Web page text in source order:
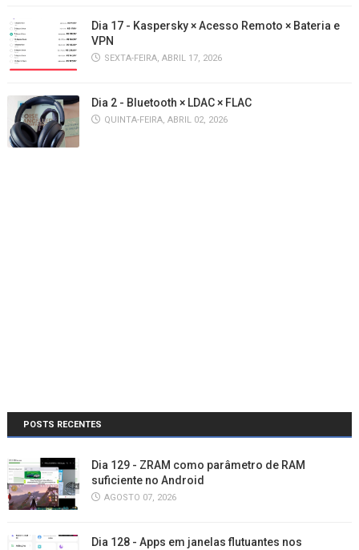
Dia 17 - Kaspersky × Acesso Remoto × Bateria e
VPN
SEXTA-FEIRA, ABRIL 17, 2026
Dia 2 - Bluetooth × LDAC × FLAC
QUINTA-FEIRA, ABRIL 02, 2026
POSTS RECENTES
Dia 129 - ZRAM como parâmetro de RAM
suficiente no Android
AGOSTO 07, 2026
Dia 128 - Apps em janelas flutuantes nos